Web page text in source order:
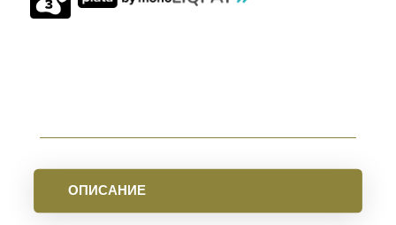
223
ОПИСАНИЕ